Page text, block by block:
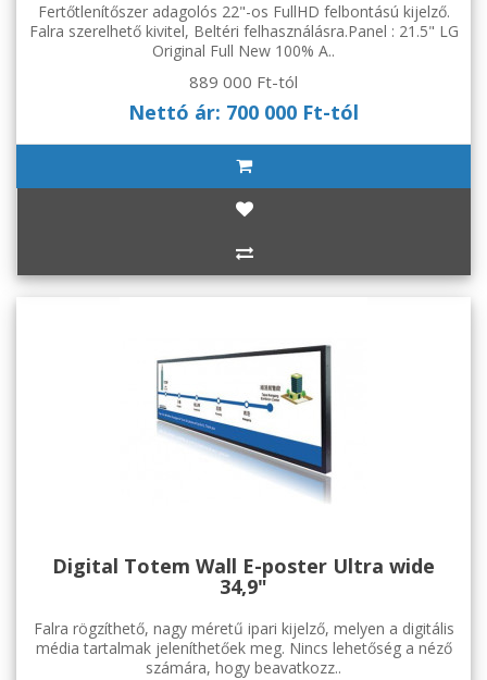
Fertőtlenítőszer adagolós 22"-os FullHD felbontású kijelző.
Falra szerelhető kivitel, Beltéri felhasználásra.Panel : 21.5" LG
Original Full New 100% A..
889 000 Ft-tól
Nettó ár: 700 000 Ft-tól
Digital Totem Wall E-poster Ultra wide
34,9"
Falra rögzíthető, nagy méretű ipari kijelző, melyen a digitális
média tartalmak jeleníthetőek meg. Nincs lehetőség a néző
számára, hogy beavatkozz..